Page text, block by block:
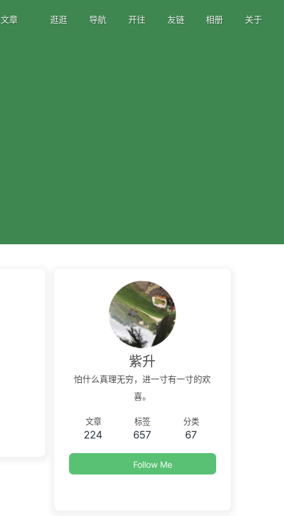
文章 逛逛 导航 开往 友链 相册 关于
紫升
怕什么真理无穷，进一寸有一寸的欢
喜。
文章
224
标签
657
分类
67
Follow Me